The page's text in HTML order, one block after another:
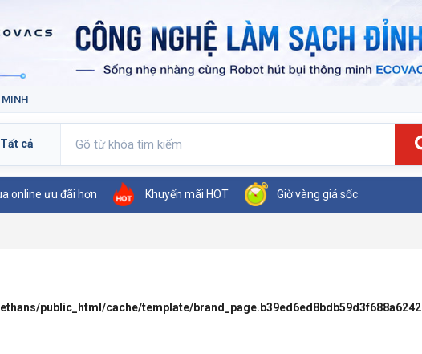
MINH
online ưu đãi hơn Khuyến mãi HOT Giờ vàng giá sốc
public_html/cache/template/